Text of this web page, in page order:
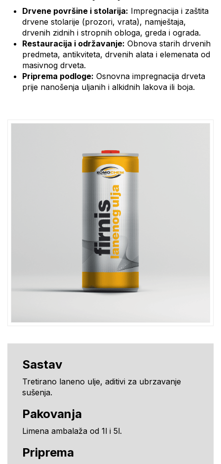
Drvene površine i stolarija: Impregnacija i zaštita
drvene stolarije (prozori, vrata), namještaja,
drvenih zidnih i stropnih obloga, greda i ograda.
Restauracija i održavanje: Obnova starih drvenih
predmeta, antikviteta, drvenih alata i elemenata od
masivnog drveta.
Priprema podloge: Osnovna impregnacija drveta
prije nanošenja uljanih i alkidnih lakova ili boja.
Sastav
Tretirano laneno ulje, aditivi za ubrzavanje
sušenja.
Pakovanja
Limena ambalaža od 1l i 5l.
Priprema